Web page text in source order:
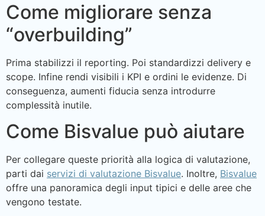
Come migliorare senza
“overbuilding”
Prima stabilizzi il reporting. Poi standardizzi delivery e
scope. Infine rendi visibili i KPI e ordini le evidenze. Di
conseguenza, aumenti fiducia senza introdurre
complessità inutile.
Come Bisvalue può aiutare
Per collegare queste priorità alla logica di valutazione,
parti dai servizi di valutazione Bisvalue. Inoltre, Bisvalue
offre una panoramica degli input tipici e delle aree che
vengono testate.